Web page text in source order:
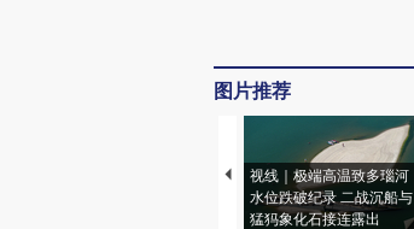
图片推荐
视线｜极端高温致多瑙河
水位跌破纪录 二战沉船与
猛犸象化石接连露出